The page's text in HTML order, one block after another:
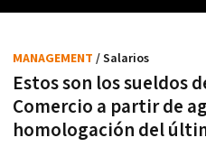
Estos son los sueldos
Comercio a partir de
homologación del
MANAGEMENT / Salarios